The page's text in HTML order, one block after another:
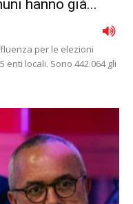
hanno già...
per le elezioni
locali. Sono 442.064 gli